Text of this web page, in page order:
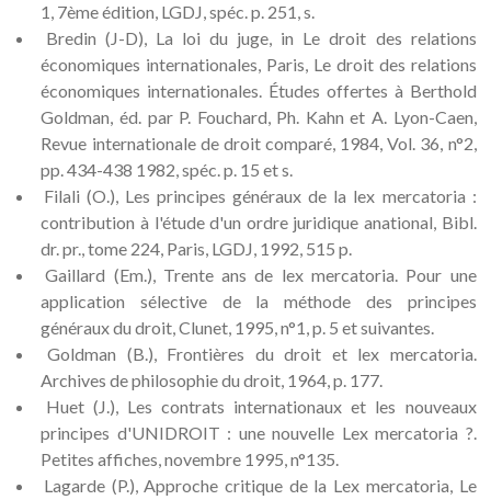
1, 7ème édition, LGDJ, spéc. p. 251, s.
Bredin (J-D), La loi du juge, in Le droit des relations
économiques internationales, Paris, Le droit des relations
économiques internationales. Études offertes à Berthold
Goldman, éd. par P. Fouchard, Ph. Kahn et A. Lyon-Caen,
Revue internationale de droit comparé, 1984, Vol. 36, n°2,
pp. 434-438 1982, spéc. p. 15 et s.
Filali (O.), Les principes généraux de la lex mercatoria :
contribution à l'étude d'un ordre juridique anational, Bibl.
dr. pr., tome 224, Paris, LGDJ, 1992, 515 p.
Gaillard (Em.), Trente ans de lex mercatoria. Pour une
application sélective de la méthode des principes
généraux du droit, Clunet, 1995, n°1, p. 5 et suivantes.
Goldman (B.), Frontières du droit et lex mercatoria.
Archives de philosophie du droit, 1964, p. 177.
Huet (J.), Les contrats internationaux et les nouveaux
principes d'UNIDROIT : une nouvelle Lex mercatoria ?.
Petites affiches, novembre 1995, n°135.
Lagarde (P.), Approche critique de la Lex mercatoria, Le